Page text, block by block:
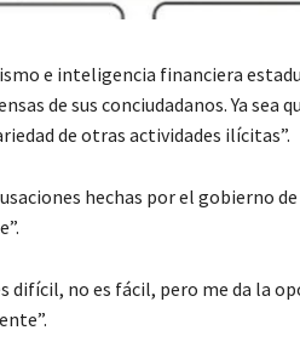
e inteligencia financiera
de sus conciudadanos. Ya sea
de otras actividades ilícitas”.
hechas por el gobierno
no es fácil, pero me da la